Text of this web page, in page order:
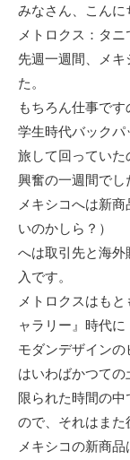
みなさん、こんに
メトロクス：タニ
先週一週間、メキ
た。
もちろん仕事です
学生時代バック
旅して回っていた
興奮の一週間でし
メキシコへは新
いのかしら？）
へは取引先と海
入です。
メトロクスはも
ャラリー』時代に
モダンデザイン
はいわばかつての
限られた時間の
ので、それはまた
メキシコの新商